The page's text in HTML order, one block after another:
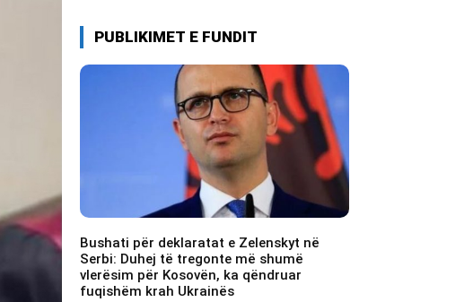
PUBLIKIMET E FUNDIT
Bushati për deklaratat e Zelenskyt në
Serbi: Duhej të tregonte më shumë
vlerësim për Kosovën, ka qëndruar
fuqishëm krah Ukrainës